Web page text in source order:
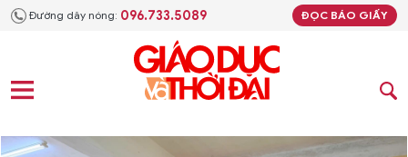
Đường dây nóng: 096.733.5089 ĐỌC BÁO GIẤY